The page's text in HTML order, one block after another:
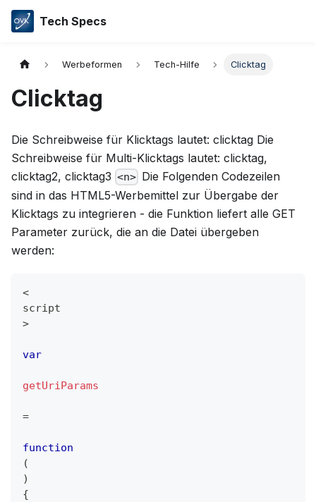
Tech Specs
Werbeformen Tech-Hilfe Clicktag
Clicktag
Die Schreibweise für Klicktags lautet: clicktag Die
Schreibweise für Multi-Klicktags lautet: clicktag,
clicktag2, clicktag3 <n> Die Folgenden Codezeilen
sind in das HTML5-Werbemittel zur Übergabe der
Klicktags zu integrieren - die Funktion liefert alle GET
Parameter zurück, die an die Datei übergeben
werden:
<
script
>
var
getUriParams
=
function
(
)
{